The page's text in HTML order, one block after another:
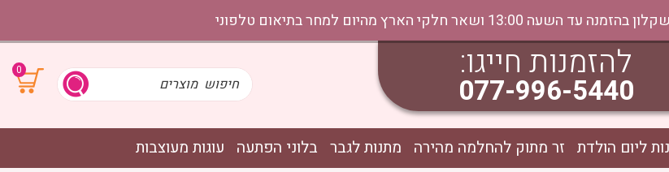
חלקי הארץ מהיום למחר בתיאום טלפוני
להזמנות חייגו:
077-996-5440
0
ליום הולדת זר מתוק להחלמה מהירה מתנות לגבר בלוני הפתעה עוגות מעוצבות